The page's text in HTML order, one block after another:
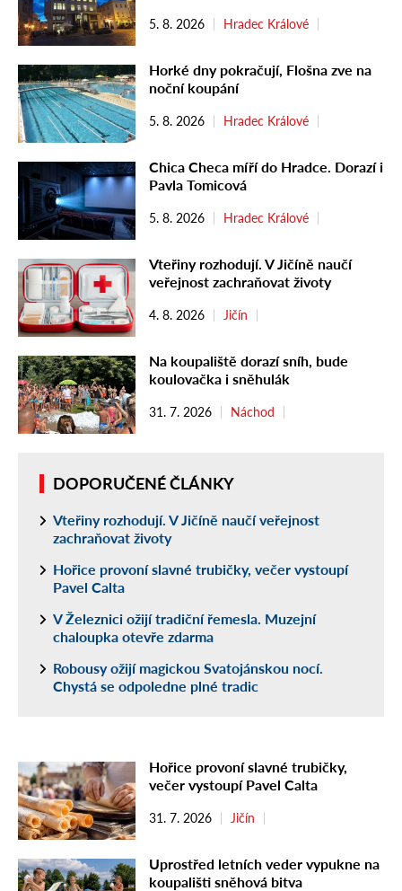
5. 8. 2026 Hradec Králové
Horké dny pokračují, Flošna zve na
noční koupání
5. 8. 2026 Hradec Králové
Chica Checa míří do Hradce. Dorazí i
Pavla Tomicová
5. 8. 2026 Hradec Králové
Vteřiny rozhodují. V Jičíně naučí
veřejnost zachraňovat životy
4. 8. 2026 Jičín
Na koupaliště dorazí sníh, bude
koulovačka i sněhulák
31. 7. 2026 Náchod
DOPORUČENÉ ČLÁNKY
Vteřiny rozhodují. V Jičíně naučí veřejnost
zachraňovat životy
Hořice provoní slavné trubičky, večer vystoupí
Pavel Calta
V Železnici ožijí tradiční řemesla. Muzejní
chaloupka otevře zdarma
Robousy ožijí magickou Svatojánskou nocí.
Chystá se odpoledne plné tradic
Hořice provoní slavné trubičky,
večer vystoupí Pavel Calta
31. 7. 2026 Jičín
Uprostřed letních veder vypukne na
koupališti sněhová bitva